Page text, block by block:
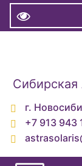
г.
+7 913 943